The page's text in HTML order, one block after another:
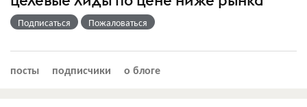
Подписаться Пожаловаться
посты подписчики о блоге